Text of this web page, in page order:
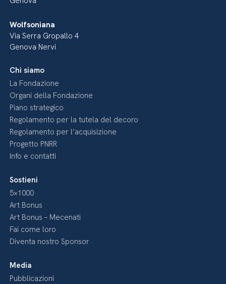
Wolfsoniana
Via Serra Gropallo 4
Genova Nervi
Chi siamo
La Fondazione
Organi della Fondazione
Piano strategico
Regolamento per la tutela del decoro
Regolamento per l’acquisizione
Progetto PNRR
Info e contatti
Sostieni
5×1000
Art Bonus
Art Bonus – Mecenati
Fai come loro
Diventa nostro Sponsor
Media
Pubblicazioni